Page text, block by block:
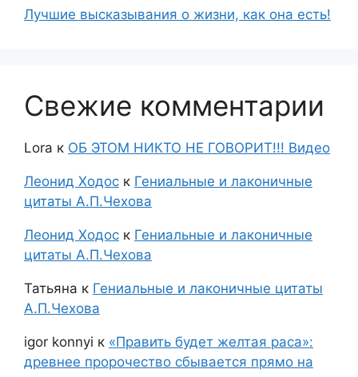
Лучшие высказывания о жизни, как она есть!
Свежие комментарии
Lora к ОБ ЭТОМ НИКТО НЕ ГОВОРИТ!!! Видео
Леонид Ходос к Гениальные и лаконичные
цитаты А.П.Чехова
Леонид Ходос к Гениальные и лаконичные
цитаты А.П.Чехова
Татьяна к Гениальные и лаконичные цитаты
А.П.Чехова
igor konnyi к «Править будет желтая раса»:
древнее пророчество сбывается прямо на